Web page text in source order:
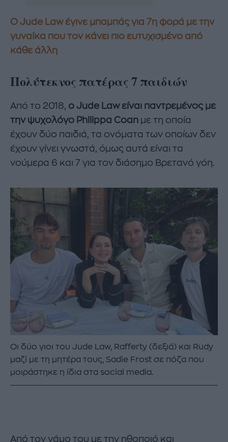
Ο Jude Law έγινε μπαμπάς για 7η φορά με την
γυναίκα που τον κάνει πιο ευτυχισμένο από
κάθε άλλη
Πολύτεκνος πατέρας 7 παιδιών
Από το 2018, ο Jude Law είναι παντρεμένος με
την ψυχολόγο Philippa Coan με τη οποία
έχουν δύο παιδιά, τα ονόματα των οποίων δεν
έχουν γίνει γνωστά, όμως αυτά είναι τα
νούμερα 6 και 7 για τον διάσημο Βρετανό γόη.
Οι δύο γιοι του Jude Law, Rafferty (δεξιά) και Rudy
μαζί με τη μητέρα τους, Sadie Frost σε πόζα που
μοιράστηκε η ίδια στα social media.
Από τον γάμο του με την ηθοποιό και